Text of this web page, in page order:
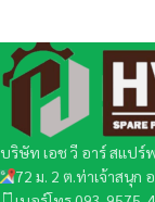
บริษัท เอช วี อาร์ สแปร์
72 ม. 2 ต.ท่าเจ้าสนุก